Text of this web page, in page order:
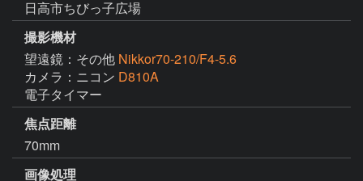
日高市ちびっ子広場
撮影機材
望遠鏡：その他 Nikkor70-210/F4-5.6
カメラ：ニコン D810A
電子タイマー
焦点距離
70mm
画像処理